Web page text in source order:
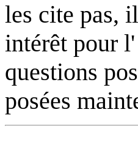
les cite pas,
intérêt pour
questions
posées